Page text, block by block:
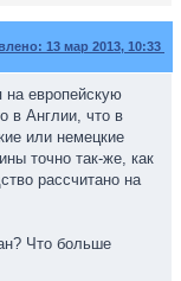
13 мар 2013, 10:33
на европейскую
в Англии, что в
или немецкие
точно так-же, как
рассчитано на
Что больше